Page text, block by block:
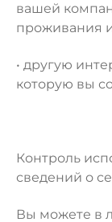
вашей
проживания
• другую
которую вы
Контроль
сведений о
Вы можете в